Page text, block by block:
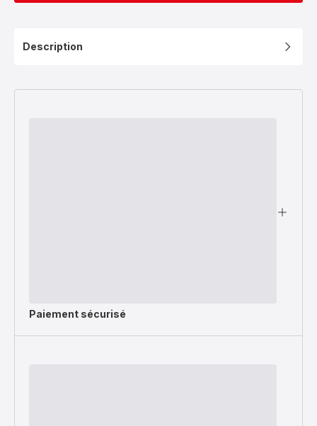
Description
Paiement sécurisé